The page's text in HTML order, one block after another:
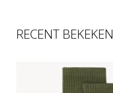
RECENT BEKEKEN